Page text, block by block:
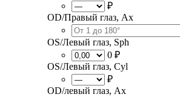
₽
OD/Правый глаз, Ax
OS/Левый глаз, Sph
0 ₽
OS/Левый глаз, Cyl
₽
OD/левый глаз, Ax